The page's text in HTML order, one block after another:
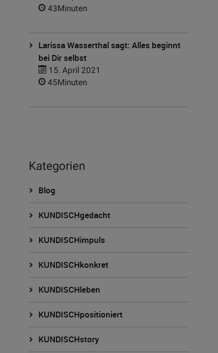
43Minuten
Larissa Wasserthal sagt: Alles beginnt
bei Dir selbst
15. April 2021
45Minuten
Kategorien
Blog
KUNDISCHgedacht
KUNDISCHimpuls
KUNDISCHkonkret
KUNDISCHleben
KUNDISCHpositioniert
KUNDISCHstory